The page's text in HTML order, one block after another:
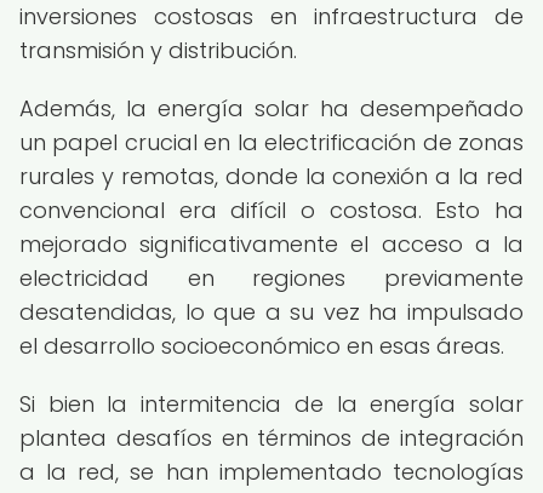
inversiones costosas en infraestructura de
transmisión y distribución.
Además, la energía solar ha desempeñado
un papel crucial en la electrificación de zonas
rurales y remotas, donde la conexión a la red
convencional era difícil o costosa. Esto ha
mejorado significativamente el acceso a la
electricidad en regiones previamente
desatendidas, lo que a su vez ha impulsado
el desarrollo socioeconómico en esas áreas.
Si bien la intermitencia de la energía solar
plantea desafíos en términos de integración
a la red, se han implementado tecnologías